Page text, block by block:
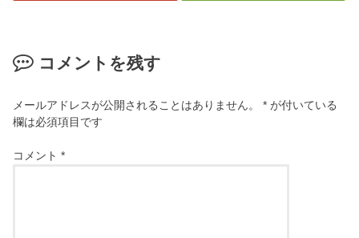
コメントを残す
メールアドレスが公開されることはありません。 * が付いている
欄は必須項目です
コメント*